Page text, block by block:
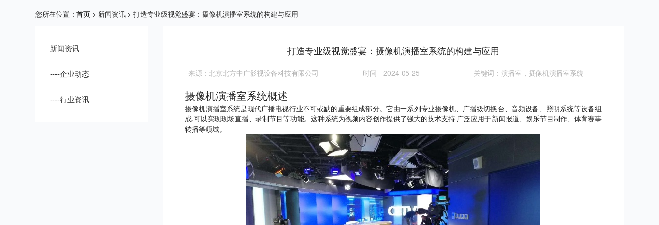
您所在位置： 首页 > 新闻资讯 > 打造专业级视觉盛宴：摄像机演播室系统的构建与应用
新闻资讯
----企业动态
----行业资讯
打造专业级视觉盛宴：摄像机演播室系统的构建与应用
来源：北京北方中广影视设备科技有限公司 时间：2024-05-25 关键词：演播室，摄像机演播室系统
摄像机演播室系统概述
摄像机演播室系统是现代广播电视行业不可或缺的重要组成部分。它由一系列专业摄像机、广播级切换台、音频设备、照明系统等设备组
成,可以实现现场直播、录制节目等功能。这种系统为视频内容创作提供了强大的技术支持,广泛应用于新闻报道、娱乐节目制作、体育赛事
转播等领域。